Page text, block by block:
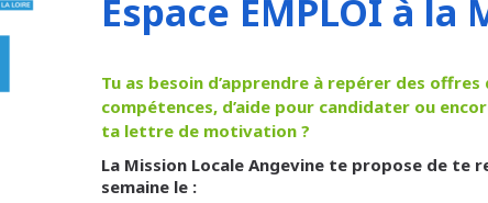
Espace EMPLOI à la
Tu as besoin d’apprendre à repérer des
compétences, d’aide pour candidater ou
ta lettre de motivation ?
La Mission Locale Angevine te propose de te
semaine le :